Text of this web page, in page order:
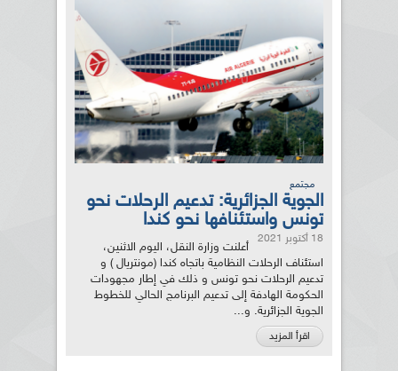
مجتمع
الجوية الجزائرية: تدعيم الرحلات نحو
تونس واستئنافها نحو كندا
18 أكتوبر 2021
أعلنت وزارة النقل، اليوم الاثنين،
استئناف الرحلات النظامية باتجاه كندا (مونتريال ) و
تدعيم الرحلات نحو تونس و ذلك في إطار مجهودات
الحكومة الهادفة إلى تدعيم البرنامج الحالي للخطوط
الجوية الجزائرية. و...
اقرأ المزيد